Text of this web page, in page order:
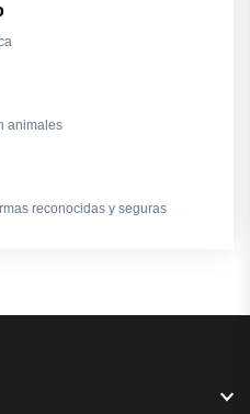
animales
reconocidas y seguras